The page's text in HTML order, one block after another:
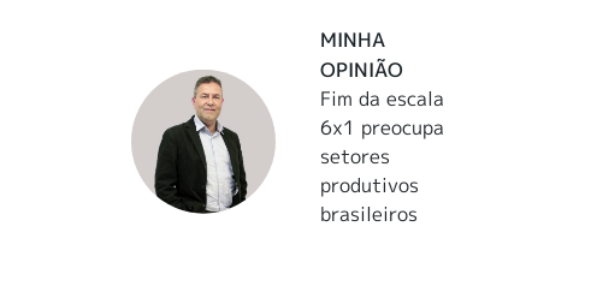
MINHA
OPINIÃO
Fim da escala
6x1 preocupa
setores
produtivos
brasileiros